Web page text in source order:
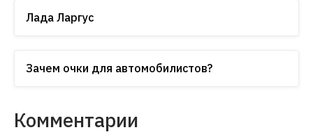
Лада Ларгус
Зачем очки для автомобилистов?
Комментарии